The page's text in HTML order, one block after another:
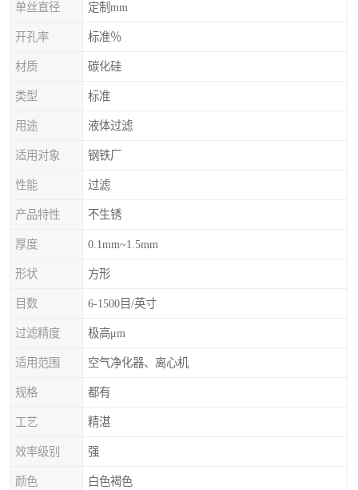
单丝直径 定制mm
开孔率 标准％
材质 碳化硅
类型 标准
用途 液体过滤
适用对象 钢铁厂
性能 过滤
产品特性 不生锈
厚度 0.1mm~1.5mm
形状 方形
目数 6-1500目/英寸
过滤精度 极高μm
适用范围 空气净化器、离心机
规格 都有
工艺 精湛
效率级别 强
颜色 白色褐色